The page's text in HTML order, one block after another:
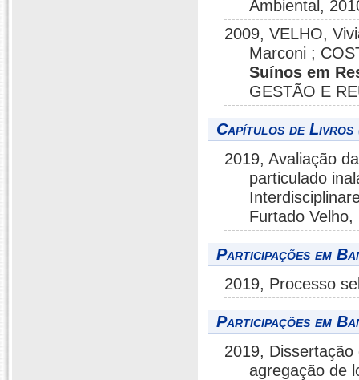
Ambiental,
2009, VELHO,
Marconi ;
Suínos em
GESTÃO E
Capítulos de Livros
2019, Avaliação
particulado
Furtado
Participações em
2019, Processo
Participações em
2019,
agregação de